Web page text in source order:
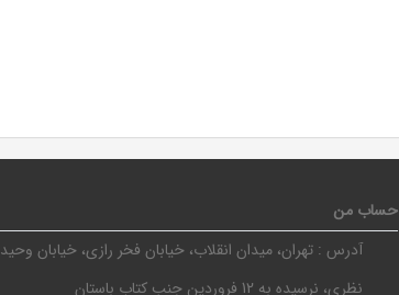
حساب من
آدرس : تهران، میدان انقلاب، خیابان فخر رازی، خیابان وحید
نظری، نرسیده به 12 فروردین جنب کتاب باستان